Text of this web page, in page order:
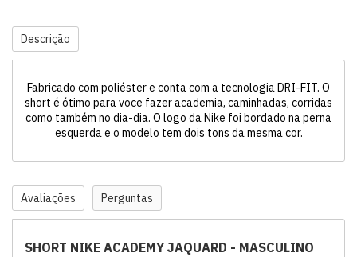
Descrição
Fabricado com poliéster e conta com a tecnologia DRI-FIT. O
short é ótimo para voce fazer academia, caminhadas, corridas
como também no dia-dia. O logo da Nike foi bordado na perna
esquerda e o modelo tem dois tons da mesma cor.
Avaliações Perguntas
SHORT NIKE ACADEMY JAQUARD - MASCULINO